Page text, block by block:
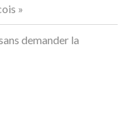
»
demander la